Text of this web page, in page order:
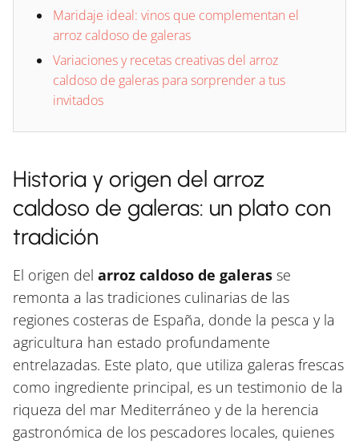
Maridaje ideal: vinos que complementan el
arroz caldoso de galeras
Variaciones y recetas creativas del arroz
caldoso de galeras para sorprender a tus
invitados
Historia y origen del arroz
caldoso de galeras: un plato con
tradición
El origen del arroz caldoso de galeras se
remonta a las tradiciones culinarias de las
regiones costeras de España, donde la pesca y la
agricultura han estado profundamente
entrelazadas. Este plato, que utiliza galeras frescas
como ingrediente principal, es un testimonio de la
riqueza del mar Mediterráneo y de la herencia
gastronómica de los pescadores locales, quienes